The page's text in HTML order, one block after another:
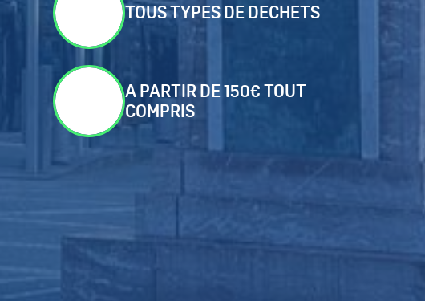
TOUS TYPES DE DECHETS
A PARTIR DE 150€ TOUT
COMPRIS